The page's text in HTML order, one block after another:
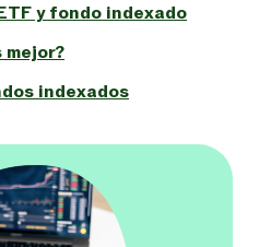
y fondo indexado
mejor?
indexados